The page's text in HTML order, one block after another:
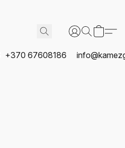
+370 67608186